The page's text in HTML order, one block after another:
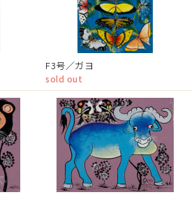
F3号／ガヨ
sold out